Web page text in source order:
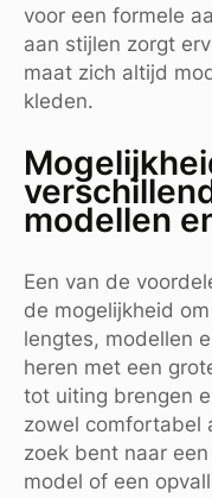
voor een formele
aan stijlen zorgt
maat zich altijd
kleden.
modellen
Een van de
de mogelijkheid
lengtes, modellen
heren met een
tot uiting brengen
zowel comfortabel
zoek bent naar
model of een